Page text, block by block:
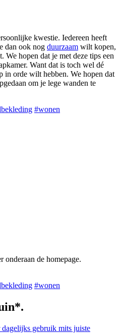
kwestie. Iedereen heeft
dan ook nog duurzaam wilt kopen,
hopen dat je met deze tips een
Want dat is toch wel dé
in orde wilt hebben. We hopen dat
om je lege wanden te
#wonen
de homepage.
#wonen